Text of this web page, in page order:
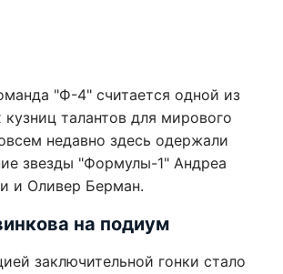
"Ф-4" считается одной из
талантов для мирового
недавно здесь одержали
звезды "Формулы-1" Андреа
и Оливер Берман.
на подиум
заключительной гонки стало